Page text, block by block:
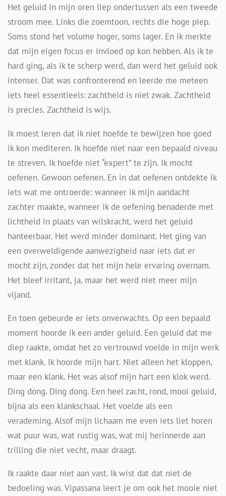
Het geluid in mijn oren liep ondertussen als een tweede
stroom mee. Links die zoemtoon, rechts die hoge piep.
Soms stond het volume hoger, soms lager. En ik merkte
dat mijn eigen focus er invloed op kon hebben. Als ik te
hard ging, als ik te scherp werd, dan werd het geluid ook
intenser. Dat was confronterend en leerde me meteen
iets heel essentieels: zachtheid is niet zwak. Zachtheid
is precies. Zachtheid is wijs.
Ik moest leren dat ik niet hoefde te bewijzen hoe goed
ik kon mediteren. Ik hoefde niet naar een bepaald niveau
te streven. Ik hoefde niet “expert” te zijn. Ik mocht
oefenen. Gewoon oefenen. En in dat oefenen ontdekte ik
iets wat me ontroerde: wanneer ik mijn aandacht
zachter maakte, wanneer ik de oefening benaderde met
lichtheid in plaats van wilskracht, werd het geluid
hanteerbaar. Het werd minder dominant. Het ging van
een overweldigende aanwezigheid naar iets dat er
mocht zijn, zonder dat het mijn hele ervaring overnam.
Het bleef irritant, ja, maar het werd niet meer mijn
vijand.
En toen gebeurde er iets onverwachts. Op een bepaald
moment hoorde ik een ander geluid. Een geluid dat me
diep raakte, omdat het zo vertrouwd voelde in mijn werk
met klank. Ik hoorde mijn hart. Niet alleen het kloppen,
maar een klank. Het was alsof mijn hart een klok werd.
Ding dong. Ding dong. Een heel zacht, rond, mooi geluid,
bijna als een klankschaal. Het voelde als een
verademing. Alsof mijn lichaam me even iets liet horen
wat puur was, wat rustig was, wat mij herinnerde aan
trilling die niet vecht, maar draagt.
Ik raakte daar niet aan vast. Ik wist dat dat niet de
bedoeling was. Vipassana leert je om ook het mooie niet